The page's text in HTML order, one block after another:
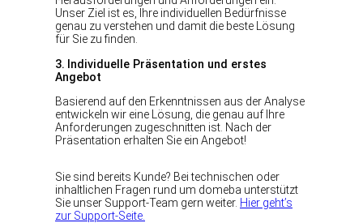
Unser Ziel ist es, Ihre individuellen Bedürfnisse
genau zu verstehen und damit die beste Lösung
für Sie zu finden.
3. Individuelle Präsentation und erstes
Angebot
Basierend auf den Erkenntnissen aus der Analyse
entwickeln wir eine Lösung, die genau auf Ihre
Anforderungen zugeschnitten ist. Nach der
Präsentation erhalten Sie ein Angebot!
Sie sind bereits Kunde? Bei technischen oder
inhaltlichen Fragen rund um domeba unterstützt
Sie unser Support-Team gern weiter. Hier geht’s
zur Support-Seite.